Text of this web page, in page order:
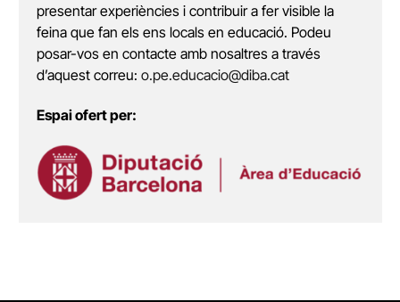
presentar experiències i contribuir a fer visible la
feina que fan els ens locals en educació. Podeu
posar-vos en contacte amb nosaltres a través
d’aquest correu: o.pe.educacio@diba.cat
Espai ofert per: